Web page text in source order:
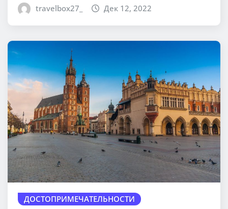
travelbox27_ Дек 12, 2022
ДОСТОПРИМЕЧАТЕЛЬНОСТИ